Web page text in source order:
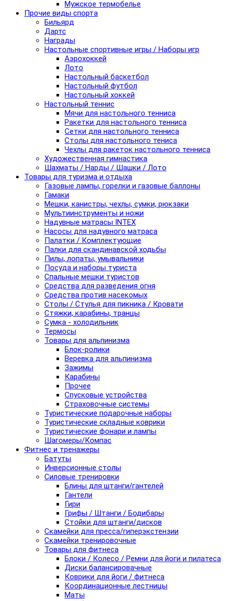
Мужское термобелье
Прочие виды спорта
Бильярд
Дартс
Награды
Настольные спортивные игры / Наборы игр
Аэрохоккей
Лото
Настольный баскетбол
Настольный футбол
Настольный хоккей
Настольный теннис
Мячи для настольного тенниса
Ракетки для настольного тенниса
Сетки для настольного тенниса
Столы для настольного тениса
Чехлы для ракеток настольного тенниса
Художественная гимнастика
Шахматы / Нарды / Шашки / Лото
Товары для туризма и отдыха
Газовые лампы, горелки и газовые баллоны
Гамаки
Мешки, канистры, чехлы, сумки, рюкзаки
Мультиинструменты и ножи
Надувные матрасы INTEX
Насосы для надувного матраса
Палатки / Комплектующие
Палки для скандинавской ходьбы
Пилы, лопаты, умывальники
Посуда и наборы туриста
Спальные мешки туристов
Средства для разведения огня
Средства против насекомых
Столы / Стулья для пикника / Кровати
Стяжки, карабины, транцы
Сумка - холодильник
Термосы
Товары для альпинизма
Блок-ролики
Веревка для альпинизма
Зажимы
Карабины
Прочее
Спусковые устройства
Страховочные системы
Туристические подарочные наборы
Туристические складные коврики
Туристические фонари и лампы
Шагомеры/Компас
Фитнес и тренажеры
Батуты
Инверсионные столы
Силовые тренировки
Блины для штанги/гантелей
Гантели
Гири
Грифы / Штанги / Бодибары
Стойки для штанги/дисков
Скамейки для пресса/гиперэкстензии
Скамейки тренировочные
Товары для фитнеса
Блоки / Колесо / Ремни для йоги и пилатеса
Диски балансировачные
Коврики для йоги / фитнеса
Координационные лестницы
Маты